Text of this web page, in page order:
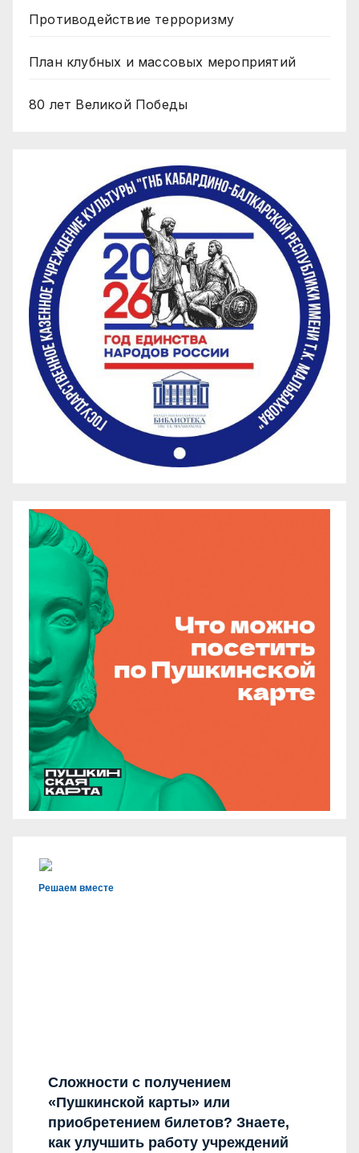
Противодействие терроризму
План клубных и массовых мероприятий
80 лет Великой Победы
Решаем вместе
Сложности с получением
«Пушкинской карты» или
приобретением билетов? Знаете,
как улучшить работу учреждений